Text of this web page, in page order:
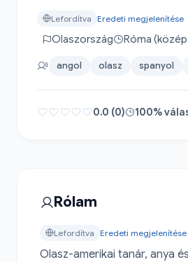
Lefordítva Eredeti megjelenítése
Olaszország Róma
angol olasz spanyol
0.0 (0) 100%
Rólam
Lefordítva Eredeti megjelenítése
Olasz-amerikai tanár, anya